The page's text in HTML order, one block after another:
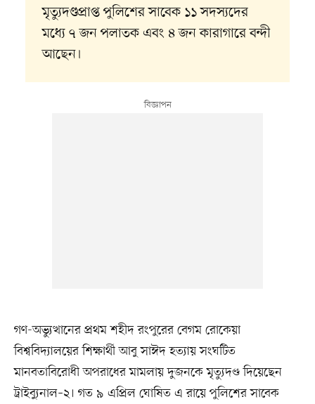
মৃত্যুদণ্ডপ্রাপ্ত পুলিশের সাবেক ১১ সদস্যদের
মধ্যে ৭ জন পলাতক এবং ৪ জন কারাগারে বন্দী
আছেন।
গণ-অভ্যুত্থানের প্রথম শহীদ রংপুরের বেগম রোকেয়া
বিশ্ববিদ্যালয়ের শিক্ষার্থী আবু সাঈদ হত্যায় সংঘটিত
মানবতাবিরোধী অপরাধের মামলায় দুজনকে মৃত্যুদণ্ড দিয়েছেন
ট্রাইব্যুনাল–২। গত ৯ এপ্রিল ঘোষিত এ রায়ে পুলিশের সাবেক